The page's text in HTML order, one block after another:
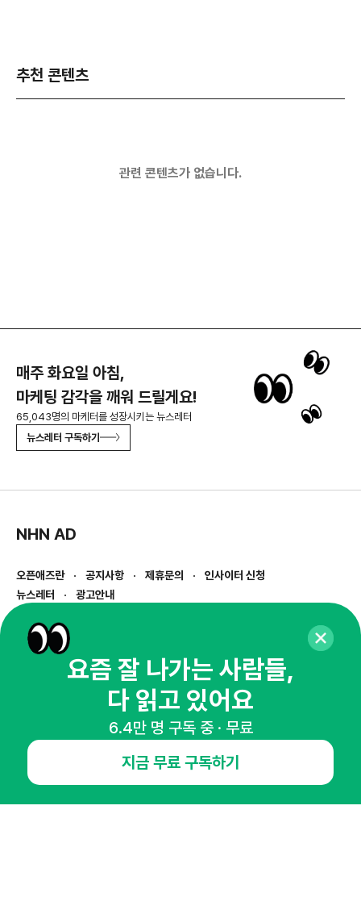
추천 콘텐츠
관련 콘텐츠가 없습니다.
매주 화요일 아침,
마케팅 감각을 깨워 드릴게요!
65,043명의 마케터를 성장시키는 뉴스레터
뉴스레터 구독하기
NHN AD
오픈애즈란 공지사항 제휴문의
인사이터 신청
뉴스레터
광고안내
경기도 성남시 분당구 대왕판교로645번길 16
사업자등록번호 : 144-81-27690(
통신판매업신고번호 : 2014-경기성남-1023
호스팅서비스사업자 : 오픈애즈
1800-2198
openads@openads.co.kr
이용약관
instagramthreadkakaotalk
요즘 잘 나가는 사람들,
다 읽고 있어요
6.4만 명 구독 중 · 무료
지금 무료 구독하기